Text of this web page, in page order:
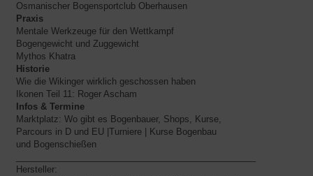
Osmanischer Bogensportclub Oberhausen
Praxis
Mentale Werkzeuge für den Wettkampf
Bogengewicht und Zuggewicht
Mythos Khatra
Historie
Wie die Wikinger wirklich geschossen haben
Ikonen Teil 11: Roger Ascham
Infos & Termine
Marktplatz: Wo gibt es Bogenbauer, Shops, Kurse,
Parcours in D und EU |Turniere | Kurse Bogenbau
und Bogenschießen
Hersteller: